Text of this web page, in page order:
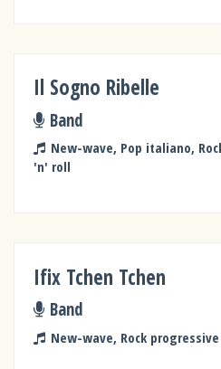
Il Sogno Ribelle
Band
New-wave, Pop italiano,
'n' roll
Ifix Tchen Tchen
Band
New-wave, Rock progressive